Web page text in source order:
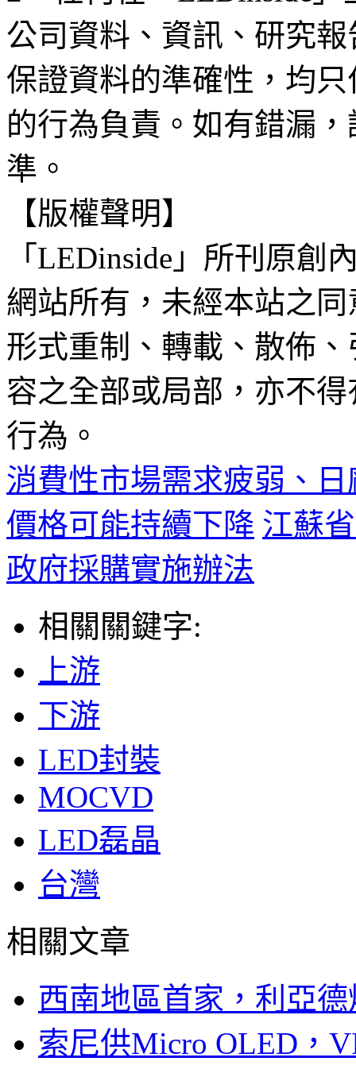
公司資料、資訊、研究
保證資料的準確性，均
的行為負責。如有錯漏
準。
【版權聲明】
「LEDinside」所刊原創
網站所有，未經本站之
形式重制、轉載、散佈
容之全部或局部，亦不
行為。
消費性市場需求疲弱、
價格可能持續下降 江蘇
政府採購實施辦法
相關關鍵字:
上游
下游
LED封裝
MOCVD
LED磊晶
台灣
相關文章
西南地區首家，利亞
索尼供Micro OLED，